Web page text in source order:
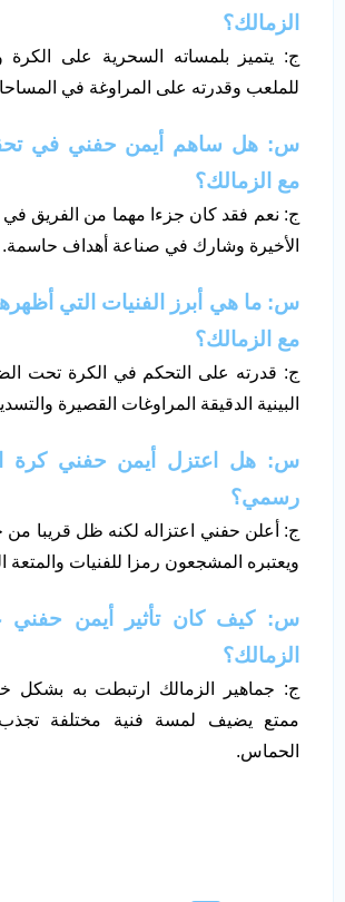
الزمالك؟
ج: يتميز بلمساته السحرية على الكرة
للملعب وقدرته على المراوغة في
س: هل ساهم أيمن حفني في
مع الزمالك؟
ج: نعم فقد كان جزءا مهما من الفريق في
الأخيرة وشارك في صناعة أهداف حاسمة.
س: ما هي أبرز الفنيات التي
مع الزمالك؟
ج: قدرته على التحكم في الكرة تحت
البينية الدقيقة المراوغات القصيرة
س: هل اعتزل أيمن حفني كرة
رسمي؟
ج: أعلن حفني اعتزاله لكنه ظل قريبا من
ويعتبره المشجعون رمزا للفنيات والمتعة
س: كيف كان تأثير أيمن حفني
الزمالك؟
ج: جماهير الزمالك ارتبطت به بشكل
ممتع يضيف لمسة فنية مختلفة تجذب
الحماس.